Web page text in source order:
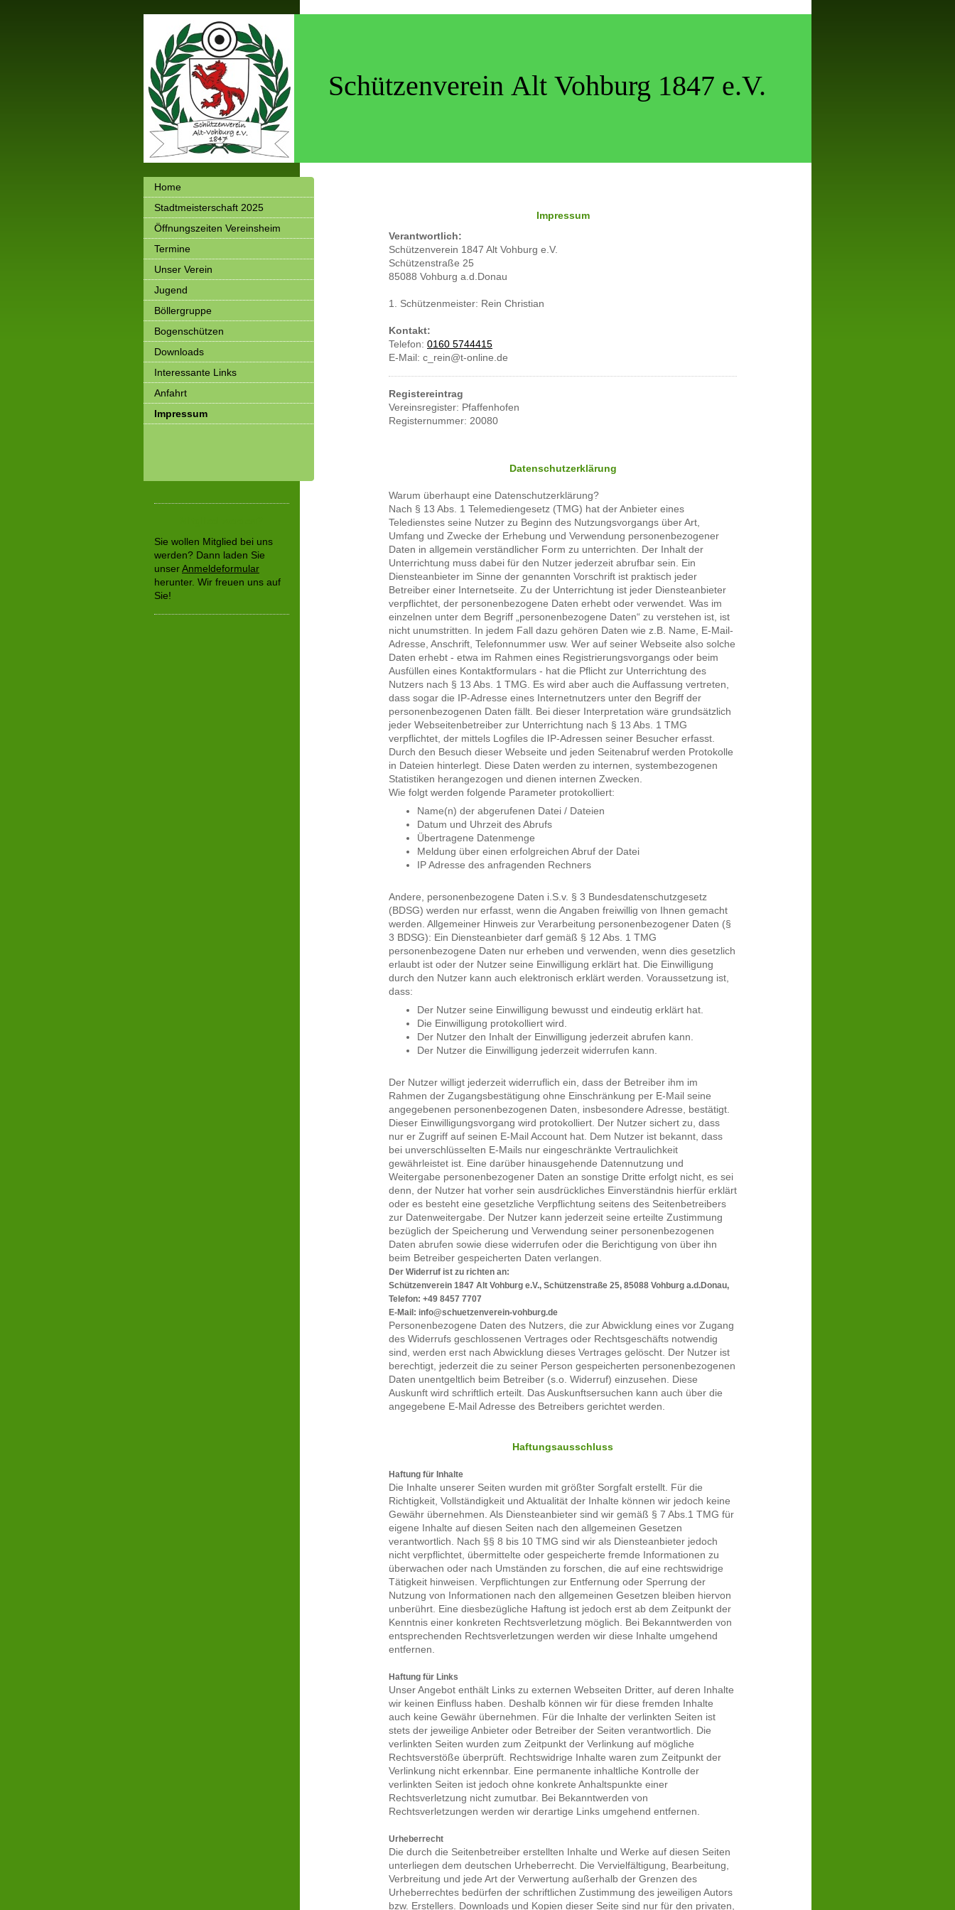
Schützenverein Alt Vohburg 1847 e.V.
Impressum
Verantwortlich:
Schützenverein 1847 Alt Vohburg e.V.
Schützenstraße 25
85088 Vohburg a.d.Donau
1. Schützenmeister: Rein Christian
Kontakt:
Telefon: 0160 5744415
E-Mail: c_rein@t-online.de
Registereintrag
Vereinsregister: Pfaffenhofen
Registernummer: 20080
Datenschutzerklärung
Warum überhaupt eine Datenschutzerklärung?
Nach § 13 Abs. 1 Telemediengesetz (TMG) hat der Anbieter eines
Teledienstes seine Nutzer zu Beginn des Nutzungsvorgangs über Art,
Umfang und Zwecke der Erhebung und Verwendung personenbezogener
Daten in allgemein verständlicher Form zu unterrichten. Der Inhalt der
Unterrichtung muss dabei für den Nutzer jederzeit abrufbar sein. Ein
Diensteanbieter im Sinne der genannten Vorschrift ist praktisch jeder
Betreiber einer Internetseite. Zu der Unterrichtung ist jeder Diensteanbieter
verpflichtet, der personenbezogene Daten erhebt oder verwendet. Was im
einzelnen unter dem Begriff „personenbezogene Daten“ zu verstehen ist, ist
nicht unumstritten. In jedem Fall dazu gehören Daten wie z.B. Name, E-Mail-
Adresse, Anschrift, Telefonnummer usw. Wer auf seiner Webseite also solche
Daten erhebt - etwa im Rahmen eines Registrierungsvorgangs oder beim
Ausfüllen eines Kontaktformulars - hat die Pflicht zur Unterrichtung des
Nutzers nach § 13 Abs. 1 TMG. Es wird aber auch die Auffassung vertreten,
dass sogar die IP-Adresse eines Internetnutzers unter den Begriff der
personenbezogenen Daten fällt. Bei dieser Interpretation wäre grundsätzlich
jeder Webseitenbetreiber zur Unterrichtung nach § 13 Abs. 1 TMG
verpflichtet, der mittels Logfiles die IP-Adressen seiner Besucher erfasst.
Durch den Besuch dieser Webseite und jeden Seitenabruf werden Protokolle
in Dateien hinterlegt. Diese Daten werden zu internen, systembezogenen
Statistiken herangezogen und dienen internen Zwecken.
Wie folgt werden folgende Parameter protokolliert:
Name(n) der abgerufenen Datei / Dateien
Datum und Uhrzeit des Abrufs
Übertragene Datenmenge
Meldung über einen erfolgreichen Abruf der Datei
IP Adresse des anfragenden Rechners
Andere, personenbezogene Daten i.S.v. § 3 Bundesdatenschutzgesetz
(BDSG) werden nur erfasst, wenn die Angaben freiwillig von Ihnen gemacht
werden. Allgemeiner Hinweis zur Verarbeitung personenbezogener Daten (§
3 BDSG): Ein Diensteanbieter darf gemäß § 12 Abs. 1 TMG
personenbezogene Daten nur erheben und verwenden, wenn dies gesetzlich
erlaubt ist oder der Nutzer seine Einwilligung erklärt hat. Die Einwilligung
durch den Nutzer kann auch elektronisch erklärt werden. Voraussetzung ist,
dass:
Der Nutzer seine Einwilligung bewusst und eindeutig erklärt hat.
Die Einwilligung protokolliert wird.
Der Nutzer den Inhalt der Einwilligung jederzeit abrufen kann.
Der Nutzer die Einwilligung jederzeit widerrufen kann.
Der Nutzer willigt jederzeit widerruflich ein, dass der Betreiber ihm im
Rahmen der Zugangsbestätigung ohne Einschränkung per E-Mail seine
angegebenen personenbezogenen Daten, insbesondere Adresse, bestätigt.
Dieser Einwilligungsvorgang wird protokolliert. Der Nutzer sichert zu, dass
nur er Zugriff auf seinen E-Mail Account hat. Dem Nutzer ist bekannt, dass
bei unverschlüsselten E-Mails nur eingeschränkte Vertraulichkeit
gewährleistet ist. Eine darüber hinausgehende Datennutzung und
Weitergabe personenbezogener Daten an sonstige Dritte erfolgt nicht, es sei
denn, der Nutzer hat vorher sein ausdrückliches Einverständnis hierfür erklärt
oder es besteht eine gesetzliche Verpflichtung seitens des Seitenbetreibers
zur Datenweitergabe. Der Nutzer kann jederzeit seine erteilte Zustimmung
bezüglich der Speicherung und Verwendung seiner personenbezogenen
Daten abrufen sowie diese widerrufen oder die Berichtigung von über ihn
beim Betreiber gespeicherten Daten verlangen.
Der Widerruf ist zu richten an:
Schützenverein 1847 Alt Vohburg e.V., Schützenstraße 25, 85088 Vohburg a.d.Donau,
Telefon: +49 8457 7707
E-Mail: info@schuetzenverein-vohburg.de
Personenbezogene Daten des Nutzers, die zur Abwicklung eines vor Zugang
des Widerrufs geschlossenen Vertrages oder Rechtsgeschäfts notwendig
sind, werden erst nach Abwicklung dieses Vertrages gelöscht. Der Nutzer ist
berechtigt, jederzeit die zu seiner Person gespeicherten personenbezogenen
Daten unentgeltlich beim Betreiber (s.o. Widerruf) einzusehen. Diese
Auskunft wird schriftlich erteilt. Das Auskunftsersuchen kann auch über die
angegebene E-Mail Adresse des Betreibers gerichtet werden.
Haftungsausschluss
Haftung für Inhalte
Die Inhalte unserer Seiten wurden mit größter Sorgfalt erstellt. Für die
Richtigkeit, Vollständigkeit und Aktualität der Inhalte können wir jedoch keine
Gewähr übernehmen. Als Diensteanbieter sind wir gemäß § 7 Abs.1 TMG für
eigene Inhalte auf diesen Seiten nach den allgemeinen Gesetzen
verantwortlich. Nach §§ 8 bis 10 TMG sind wir als Diensteanbieter jedoch
nicht verpflichtet, übermittelte oder gespeicherte fremde Informationen zu
überwachen oder nach Umständen zu forschen, die auf eine rechtswidrige
Tätigkeit hinweisen. Verpflichtungen zur Entfernung oder Sperrung der
Nutzung von Informationen nach den allgemeinen Gesetzen bleiben hiervon
unberührt. Eine diesbezügliche Haftung ist jedoch erst ab dem Zeitpunkt der
Kenntnis einer konkreten Rechtsverletzung möglich. Bei Bekanntwerden von
entsprechenden Rechtsverletzungen werden wir diese Inhalte umgehend
entfernen.
Haftung für Links
Unser Angebot enthält Links zu externen Webseiten Dritter, auf deren Inhalte
wir keinen Einfluss haben. Deshalb können wir für diese fremden Inhalte
auch keine Gewähr übernehmen. Für die Inhalte der verlinkten Seiten ist
stets der jeweilige Anbieter oder Betreiber der Seiten verantwortlich. Die
verlinkten Seiten wurden zum Zeitpunkt der Verlinkung auf mögliche
Rechtsverstöße überprüft. Rechtswidrige Inhalte waren zum Zeitpunkt der
Verlinkung nicht erkennbar. Eine permanente inhaltliche Kontrolle der
verlinkten Seiten ist jedoch ohne konkrete Anhaltspunkte einer
Rechtsverletzung nicht zumutbar. Bei Bekanntwerden von
Rechtsverletzungen werden wir derartige Links umgehend entfernen.
Urheberrecht
Die durch die Seitenbetreiber erstellten Inhalte und Werke auf diesen Seiten
unterliegen dem deutschen Urheberrecht. Die Vervielfältigung, Bearbeitung,
Verbreitung und jede Art der Verwertung außerhalb der Grenzen des
Urheberrechtes bedürfen der schriftlichen Zustimmung des jeweiligen Autors
bzw. Erstellers. Downloads und Kopien dieser Seite sind nur für den privaten,
Home
Stadtmeisterschaft 2025
Öffnungszeiten Vereinsheim
Termine
Unser Verein
Jugend
Böllergruppe
Bogenschützen
Downloads
Interessante Links
Anfahrt
Impressum
Sie wollen Mitglied bei uns
werden? Dann laden Sie
unserAnmeldeformular
herunter. Wir freuen uns auf
Sie!